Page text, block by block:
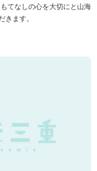
てなしの心を大切にと山海
ます。